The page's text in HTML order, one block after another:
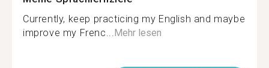
Currently, keep practicing my English and maybe
improve my Frenc...Mehr lesen